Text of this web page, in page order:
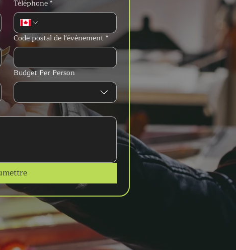
Téléphone*
Code postal de l'événement *
Budget Per Person